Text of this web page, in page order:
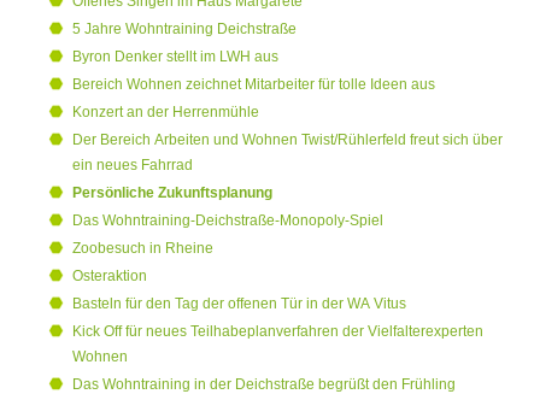
5 Jahre Wohntraining Deichstraße
Byron Denker stellt im LWH aus
Bereich Wohnen zeichnet Mitarbeiter für tolle Ideen aus
Konzert an der Herrenmühle
Der Bereich Arbeiten und Wohnen Twist/Rühlerfeld freut sich über
ein neues Fahrrad
Persönliche Zukunftsplanung
Das Wohntraining-Deichstraße-Monopoly-Spiel
Zoobesuch in Rheine
Osteraktion
Basteln für den Tag der offenen Tür in der WA Vitus
Kick Off für neues Teilhabeplanverfahren der Vielfalterexperten
Wohnen
Das Wohntraining in der Deichstraße begrüßt den Frühling